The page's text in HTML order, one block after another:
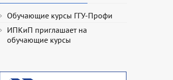
Обучающие курсы ГГУ-Профи
ИПКиП приглашает на
обучающие курсы